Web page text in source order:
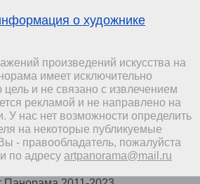
о художнике
произведений искусства на
имеет исключительно
и не связано с извлечением
рекламой и не направлено на
У нас нет возможности определить
на некоторые публикуемые
- правообладатель, пожалуйста
по адресу artpanorama@mail.ru